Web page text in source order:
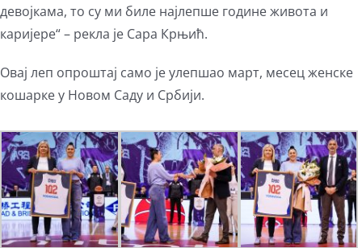
девојкама, то су ми биле најлепше године живота и
каријере“ – рекла је Сара Крњић.
Овај леп опроштај само је улепшао март, месец женске
кошарке у Новом Саду и Србији.